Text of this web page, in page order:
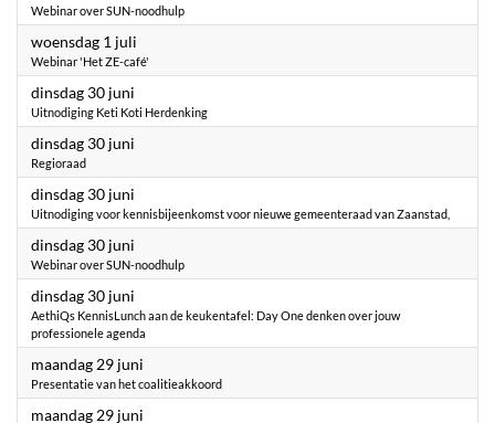
Webinar over SUN-noodhulp
woensdag 1 juli
Webinar 'Het ZE-café'
dinsdag 30 juni
Uitnodiging Keti Koti Herdenking
dinsdag 30 juni
Regioraad
dinsdag 30 juni
Uitnodiging voor kennisbijeenkomst voor nieuwe gemeenteraad van Zaanstad,
dinsdag 30 juni
Webinar over SUN-noodhulp
dinsdag 30 juni
AethiQs KennisLunch aan de keukentafel: Day One denken over jouw
professionele agenda
maandag 29 juni
Presentatie van het coalitieakkoord
maandag 29 juni